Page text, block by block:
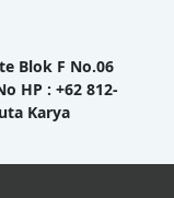
Blok F No.06
HP : +62 812-
Karya